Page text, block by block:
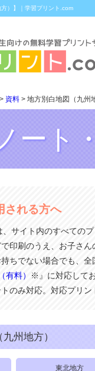
）】｜学習プリント.com
資料 地方別白地図（九州
ート
される方へ
サイト内のすべての
印刷のうえ、お子さん
ちでない場合でも、
有料）
※』に対応して
のみ対応。対応プリン
州地方）
東北地方